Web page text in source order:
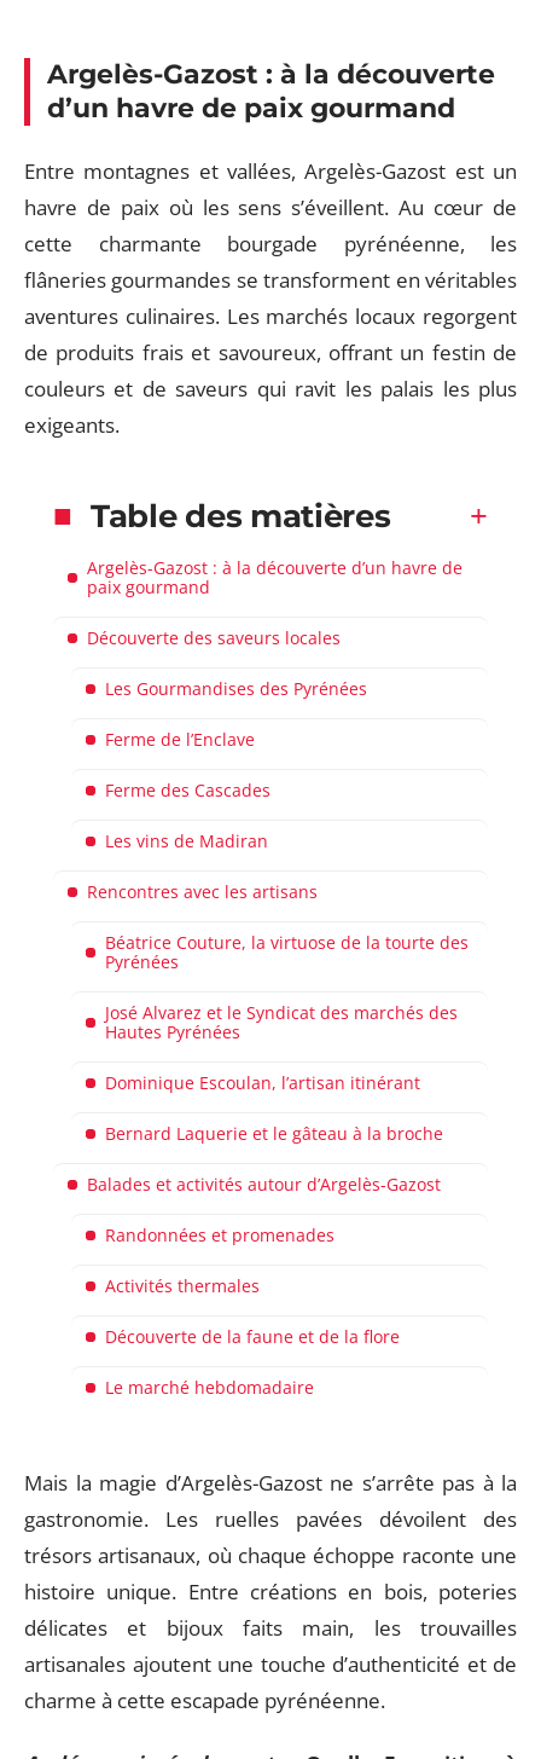
Argelès-Gazost : à la découverte
d’un havre de paix gourmand
Entre montagnes et vallées, Argelès-Gazost est un
havre de paix où les sens s’éveillent. Au cœur de
cette charmante bourgade pyrénéenne, les
flâneries gourmandes se transforment en véritables
aventures culinaires. Les marchés locaux regorgent
de produits frais et savoureux, offrant un festin de
couleurs et de saveurs qui ravit les palais les plus
exigeants.
Table des matières
Argelès-Gazost : à la découverte d’un havre de
paix gourmand
Découverte des saveurs locales
Les Gourmandises des Pyrénées
Ferme de l’Enclave
Ferme des Cascades
Les vins de Madiran
Rencontres avec les artisans
Béatrice Couture, la virtuose de la tourte des
Pyrénées
José Alvarez et le Syndicat des marchés des
Hautes Pyrénées
Dominique Escoulan, l’artisan itinérant
Bernard Laquerie et le gâteau à la broche
Balades et activités autour d’Argelès-Gazost
Randonnées et promenades
Activités thermales
Découverte de la faune et de la flore
Le marché hebdomadaire
Mais la magie d’Argelès-Gazost ne s’arrête pas à la
gastronomie. Les ruelles pavées dévoilent des
trésors artisanaux, où chaque échoppe raconte une
histoire unique. Entre créations en bois, poteries
délicates et bijoux faits main, les trouvailles
artisanales ajoutent une touche d’authenticité et de
charme à cette escapade pyrénéenne.